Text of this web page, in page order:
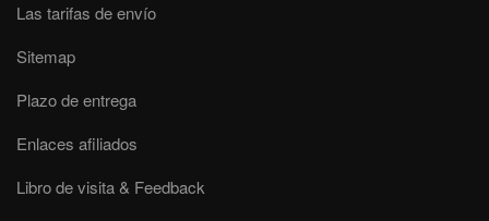
Las tarifas de envío
Sitemap
Plazo de entrega
Enlaces afiliados
Libro de visita & Feedback